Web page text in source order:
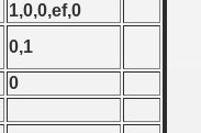
1,0,0,ef,0
0,1
0